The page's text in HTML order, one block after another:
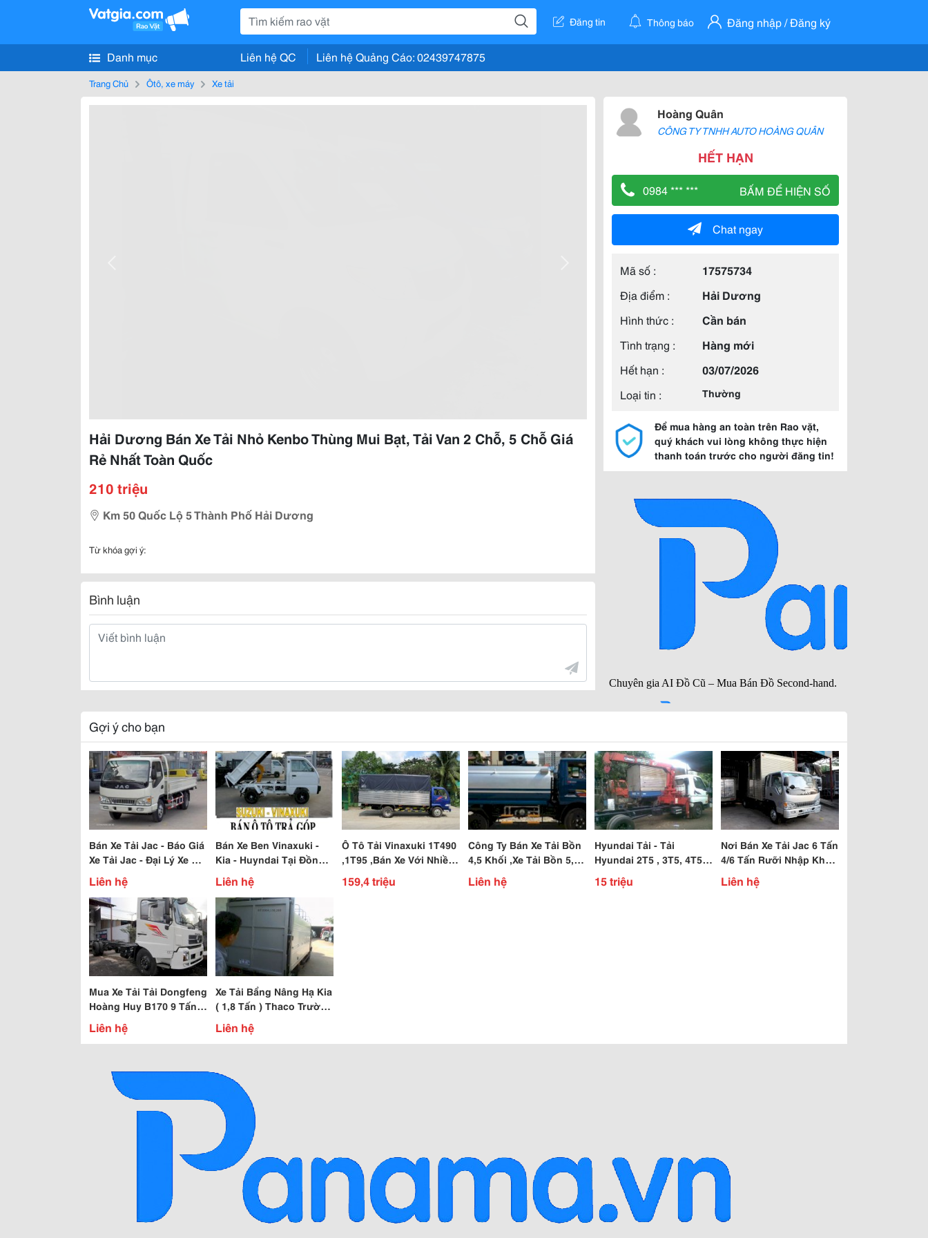
Đăng tin Thông báo Đăng nhập / Đăng ký
Danh mục Liên hệ QC Liên hệ Quảng Cáo: 02439747875
Trang Chủ Ôtô, xe máy Xe tải
Hải Dương Bán Xe Tải Nhỏ Kenbo Thùng Mui Bạt, Tải Van 2 Chỗ, 5 Chỗ Giá
Rẻ Nhất Toàn Quốc
210 triệu
Km 50 Quốc Lộ 5 Thành Phố Hải Dương
Từ khóa gợi ý:
Bình luận
Hoàng Quân
CÔNG TY TNHH AUTO HOÀNG QUÂN
HẾT HẠN
0984 *** *** BẤM ĐỂ HIỆN SỐ
Chat ngay
Mã số :
17575734
Địa điểm :
Hải Dương
Hình thức :
Cần bán
Tình trạng :
Hàng mới
Hết hạn :
03/07/2026
Loại tin :
Thường
Để mua hàng an toàn trên Rao vặt,
quý khách vui lòng không thực hiện
thanh toán trước cho người đăng tin!
Gợi ý cho bạn
Bán Xe Tải Jac - Báo Giá
Xe Tải Jac - Đại Lý Xe Tải
Jac Miền Nam - Jac Tải -
Tải Ben - Tải Cẩu - Tải
Bồn ....
Liên hệ
Bán Xe Ben Vinaxuki -
Kia - Huyndai Tại Đồng
Nai - Bán Trả Góp Xe Tải
Tại Đồng Nai .
Liên hệ
Ô Tô Tải Vinaxuki 1T490
,1T95 ,Bán Xe Với Nhiều
Chương Trình Khuyễn
Mãi Hấp Dẫn
159,4 triệu
Công Ty Bán Xe Tải Bồn
4,5 Khối ,Xe Tải Bồn 5,5
Khối , 8,5 Khối , 14 Khối
Giá Bán Tốt Nhất
Liên hệ
Hyundai Tải - Tải
Hyundai 2T5 , 3T5, 4T5 -
Hyundai Hd65- Hd72 Mới
Nhất 2013
15 triệu
Nơi Bán Xe Tải Jac 6 Tấn
4/6 Tấn Rưỡi Nhập Khẩu
Giá Rẻ Ở Miền Nam
Liên hệ
Mua Xe Tải Tải Dongfeng
Hoàng Huy B170 9 Tấn –
Giá Xe Tải Dongfeng
Hoàng Huy 9T
Liên hệ
Xe Tải Bẩng Nâng Hạ Kia
( 1,8 Tấn ) Thaco Trường
Hải Hưng Yên
Liên hệ